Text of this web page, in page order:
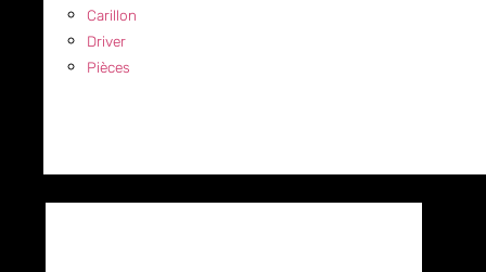
Carillon
Driver
Pièces